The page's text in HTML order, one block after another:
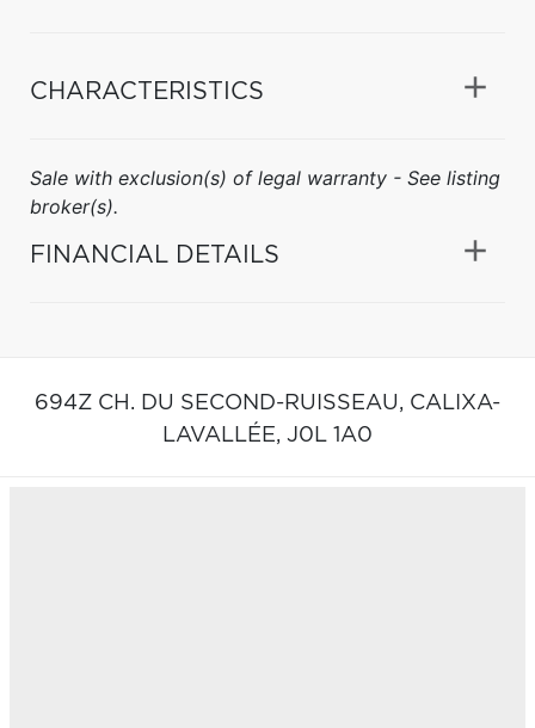
CHARACTERISTICS
Sale with exclusion(s) of legal warranty - See listing
broker(s).
FINANCIAL DETAILS
694Z CH. DU SECOND-RUISSEAU, CALIXA-
LAVALLÉE, J0L 1A0